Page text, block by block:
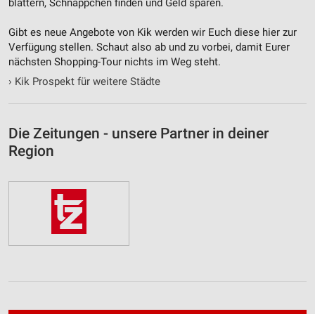
Gibt es neue Angebote von Kik werden wir Euch diese hier zur
Verfügung stellen. Schaut also ab und zu vorbei, damit Eurer
nächsten Shopping-Tour nichts im Weg steht.
› Kik Prospekt für weitere Städte
Die Zeitungen - unsere Partner in deiner
Region